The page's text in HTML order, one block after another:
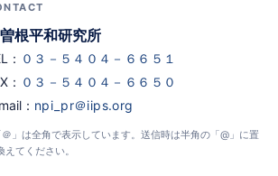
根平和研究所
：
：
：
」は全角で表示しています。送信時は半角の「@」に置
えてください。